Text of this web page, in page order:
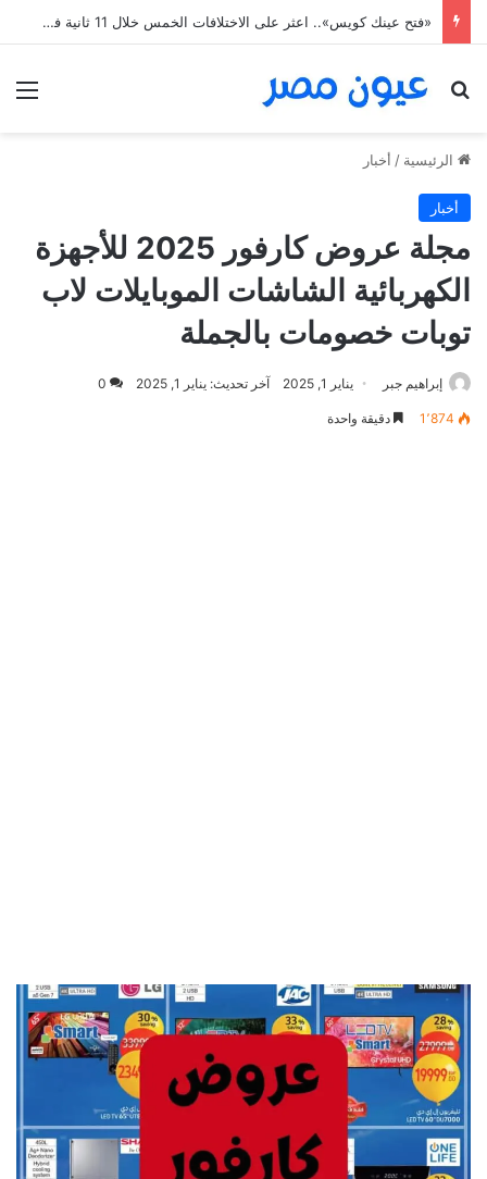
عمليات التجميل الوجه وجراحة تجميل الأنف مع أفضل دكتور جراحة تجميل الثدي في مصر
بحث عن
الرئيسية / أخبار
أخبار
مجلة عروض كارفور 2025 للأجهزة
الكهربائية الشاشات الموبايلات لاب
توبات خصومات بالجملة
إبراهيم جبر يناير 1, 2025 آخر تحديث: يناير 1, 2025 0
1٬874 دقيقة واحدة